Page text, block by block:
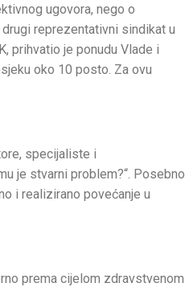
ugovora, nego o
reprezentativni sindikat u
prihvatio je ponudu Vlade i
oko 10 posto. Za ovu
specijaliste i
je stvarni problem?“. Posebno
i realizirano povećanje u
prema cijelom zdravstvenom